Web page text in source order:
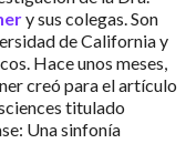
y sus colegas. Son
de California y
Hace unos meses,
creó para el artículo
titulado
Una sinfonía